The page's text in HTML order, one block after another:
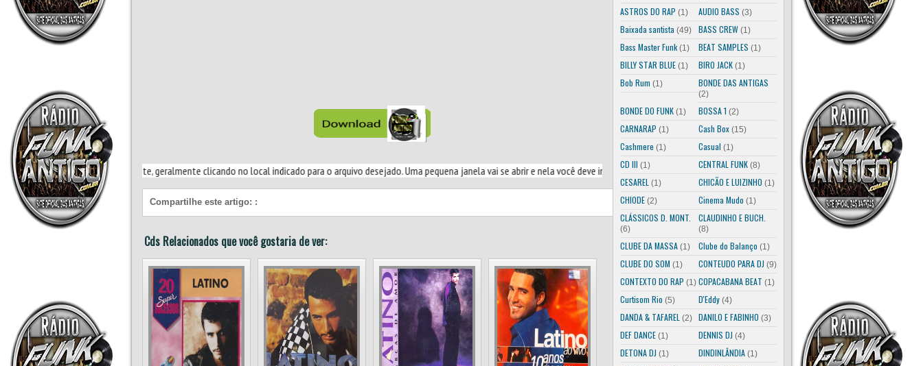
siga a instrução do site, geralmente clicando no local indicado para o arquivo desejado. Uma pequena janela vai se abrir e nela você deve informar que deseja salvar o arquivo e indicar a pasta na qual ele será salvo. É muito
Compartilhe este artigo: :
Cds Relacionados que você gostaria de ver:
ASTROS DO RAP (1) AUDIO BASS (3)
Baixada santista (49) BASS CREW (1)
Bass Master Funk (1) BEAT SAMPLES (1)
BILLY STAR BLUE (1) BIRO JACK (1)
Bob Rum (1) BONDE DAS ANTIGAS
(2)
BONDE DO FUNK (1) BOSSA 1 (2)
CARNARAP (1) Cash Box (15)
Cashmere (1) Casual (1)
CD III (1) CENTRAL FUNK (8)
CESAREL (1) CHICÃO E LUIZINHO (1)
CHIODE (2) Cinema Mudo (1)
CLÁSSICOS D. MONT.
(6)
CLAUDINHO E BUCH.
(8)
CLUBE DA MASSA (1) Clube do Balanço (1)
CLUBE DO SOM (1) CONTEUDO PARA DJ (9)
CONTEXTO DO RAP (1) COPACABANA BEAT (1)
Curtisom Rio (5) D'Eddy (4)
DANDA & TAFAREL (2) DANILO E FABINHO (3)
DEF DANCE (1) DENNIS DJ (4)
DETONA DJ (1) DINDINLÂNDIA (1)